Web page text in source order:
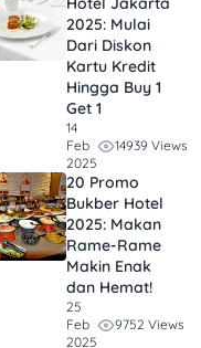
2025: Mulai
Dari Diskon
Kartu Kredit
Hingga Buy 1
Get 1
14
Feb
2025
14939 Views
20 Promo
Bukber Hotel
2025: Makan
Rame-Rame
Makin Enak
dan Hemat!
25
Feb
2025
9752 Views